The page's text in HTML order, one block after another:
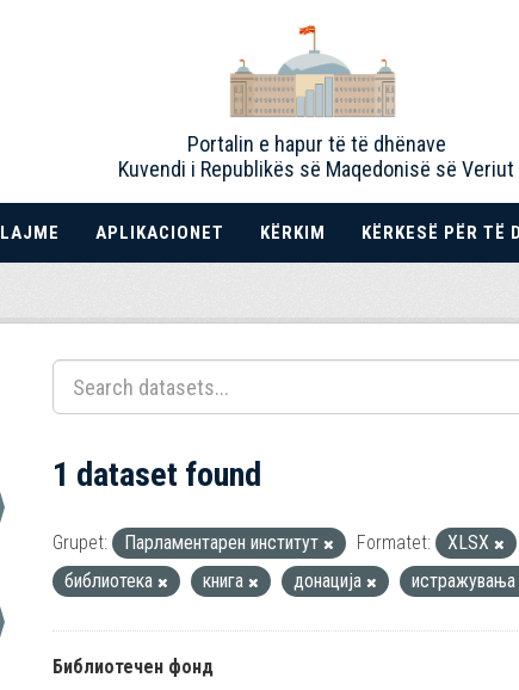
Portalin e hapur të të dhënave
Kuvendi i Republikës së Maqedonisë së Veriut
LAJME APLIKACIONET KËRKIM KËRKESË PËR TË
1 dataset found
Grupet: Парламентарен институт Formatet: XLSX
библиотека
книга донација истражувања
Библиотечен фонд